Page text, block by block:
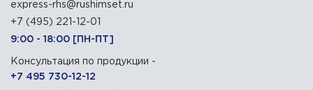
express-rhs@rushimset.ru
+7 (495) 221-12-01
9:00 - 18:00 [ПН-ПТ]
Консультация по продукции -
+7 495 730-12-12